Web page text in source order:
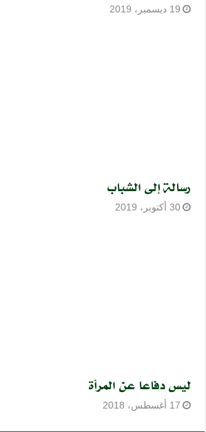
19 ديسمبر، 2019
رسالة إلى الشباب
30 أكتوبر، 2019
ليس دفاعا عن المرأة
17 أغسطس، 2018